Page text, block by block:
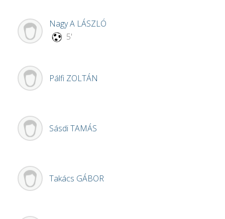
Nagy A LÁSZLÓ
5'
Pálfi ZOLTÁN
SásdiTAMÁS
Takács GÁBOR